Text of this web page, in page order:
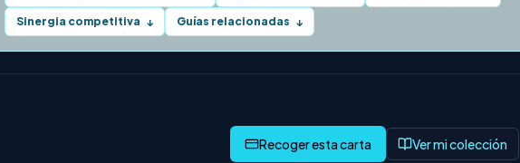
Sinergia competitiva ↓ Guías relacionadas ↓
Ver mi colección